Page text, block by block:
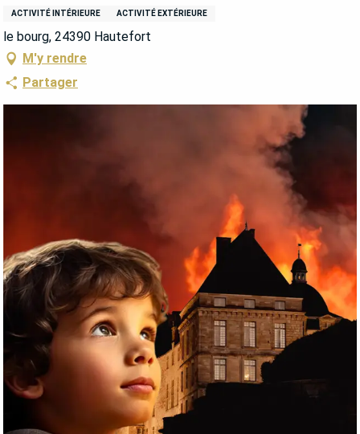
ACTIVITÉ INTÉRIEURE ACTIVITÉ EXTÉRIEURE
le bourg, 24390 Hautefort
M'y rendre
Partager